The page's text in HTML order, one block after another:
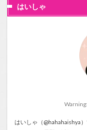
はいしゃ
はいしゃ（@hahahaishya